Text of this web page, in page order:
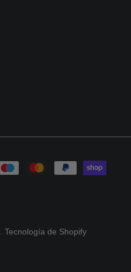
Tecnología de Shopify